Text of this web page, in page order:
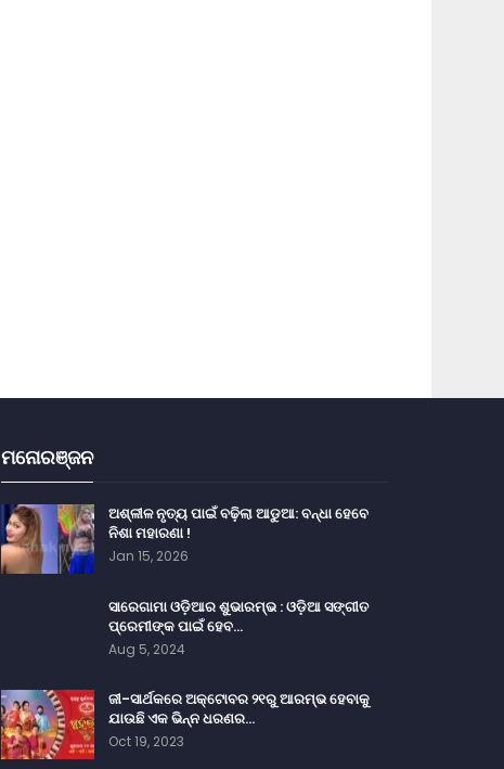
ମନୋରଞ୍ଜନ
ଅଶ୍ଳୀଳ ନୃତ୍ୟ ପାଇଁ ବଢ଼ିଲା ଆଡୁଆ: ବନ୍ଧା ହେବେ
ନିଶା ମହାରଣା !
Jan 15, 2026
ସାରେଗାମା ଓଡ଼ିଆର ଶୁଭାରମ୍ଭ : ଓଡ଼ିଆ ସଙ୍ଗୀତ
ପ୍ରେମୀଙ୍କ ପାଇଁ ହେବ…
Aug 5, 2024
ଜୀ-ସାର୍ଥକରେ ଅକ୍ଟୋବର ୨୧ରୁ ଆରମ୍ଭ ହେବାକୁ
ଯାଉଛି ଏକ ଭିନ୍ନ ଧରଣର…
Oct 19, 2023